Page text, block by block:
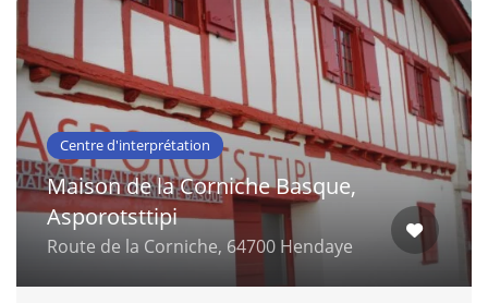
Centre d'interprétation
Maison de la Corniche Basque,
Asporotsttipi
Route de la Corniche, 64700 Hendaye